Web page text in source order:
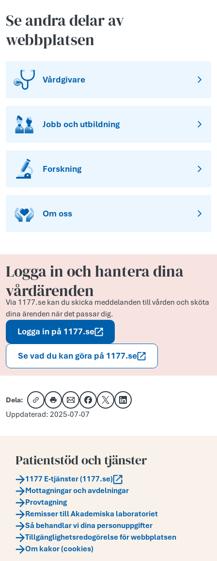
Se andra delar av
webbplatsen
Vårdgivare
Jobb och utbildning
Forskning
Om oss
Logga in och hantera dina
vårdärenden
Via 1177.se kan du skicka meddelanden till vården och sköta
dina ärenden när det passar dig.
Logga in på 1177.se
Se vad du kan göra på 1177.se
Dela:
Kopiera länk
Skriv utDela via e-post
Dela på Facebook
Dela på XDela på LinkedIn
Uppdaterad: 2025-07-07
Patientstöd och tjänster
1177 E-tjänster (1177.se)
Mottagningar och avdelningar
Provtagning
Remisser till Akademiska laboratoriet
Så behandlar vi dina personuppgifter
Tillgänglighetsredogörelse för webbplatsen
Om kakor (cookies)